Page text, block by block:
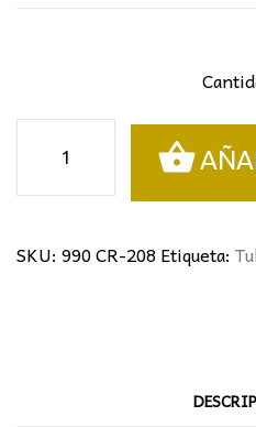
cantidad
SKU: 990 CR-208 Etiqueta: